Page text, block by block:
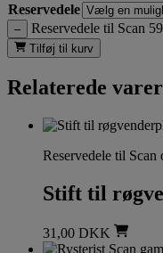
Reservedele
– Reservedele til Scan
Tilføj til kurv
Relaterede varer
Reservedele til Scan
Stift til
31,00 DKK